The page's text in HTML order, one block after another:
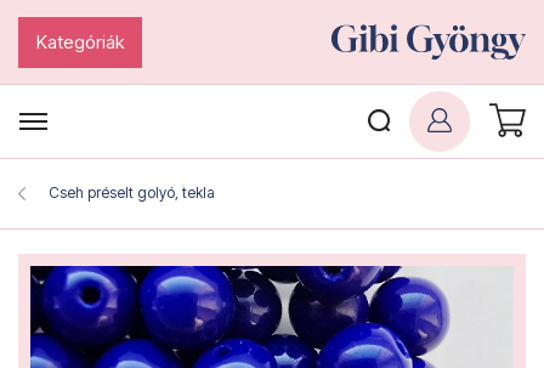
Kategóriák
Cseh préselt golyó, tekla